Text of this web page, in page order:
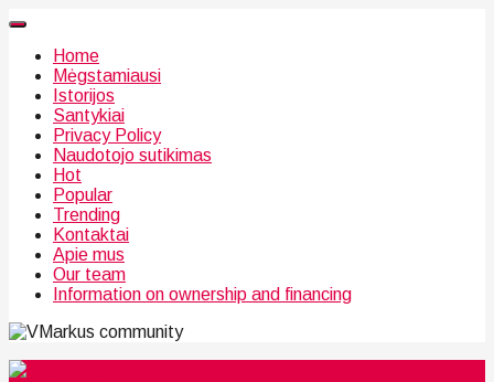
Home
Mėgstamiausi
Istorijos
Santykiai
Privacy Policy
Naudotojo sutikimas
Hot
Popular
Trending
Kontaktai
Apie mus
Our team
Information on ownership and financing
community